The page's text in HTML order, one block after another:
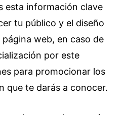
esta información clave
tu público y el diseño
web, en caso de
por este
para promocionar los
que te darás a conocer.